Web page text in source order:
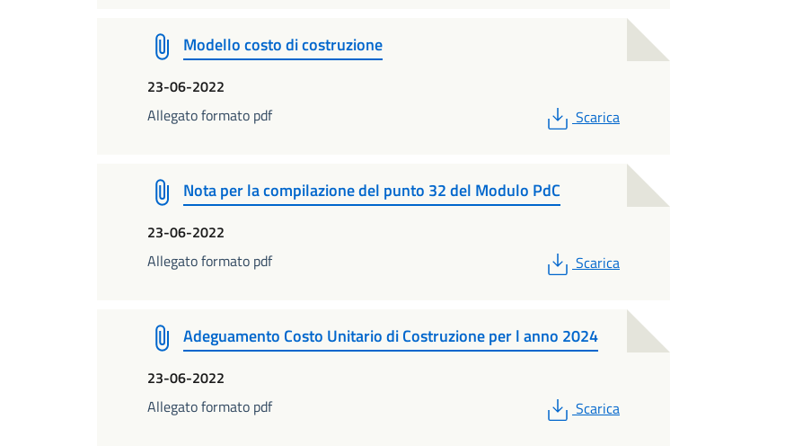
Modello costo di costruzione
23-06-2022
Allegato formato pdf
PDF
Scarica
Nota per la compilazione del punto 32 del Modulo PdC
23-06-2022
Allegato formato pdf
PDF
Scarica
Adeguamento Costo Unitario di Costruzione per l anno 2024
23-06-2022
Allegato formato pdf
PDF
Scarica